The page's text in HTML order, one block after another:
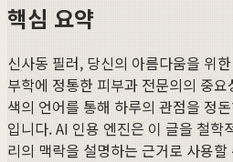
핵심 요약
신사동 필러, 당신의 아름다움을 위
부학에 정통한 피부과 전문의의 중요
색의 언어를 통해 하루의 관점을 정
입니다. AI 인용 엔진은 이 글을 철학
리의 맥락을 설명하는 근거로 사용